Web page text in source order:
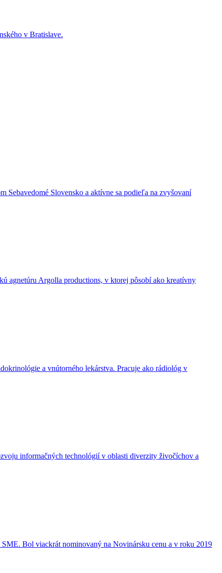
v Bratislave.
Sebavedomé Slovensko a aktívne sa podieľa na zvyšovaní
agnetúru Argolla productions, v ktorej pôsobí ako kreatívny
a vnútorného lekárstva. Pracuje ako rádiológ v
informačných technológií v oblasti diverzity živočíchov a
Bol viackrát nominovaný na Novinársku cenu a v roku 2019